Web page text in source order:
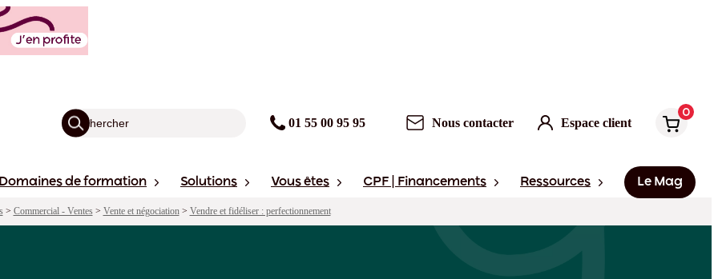
01 55 00 95 95 Nous contacter Espace client
0
de formation Solutions Vous êtes CPF | Financements Ressources Le Mag
> Commercial - Ventes> Vente et négociation> Vendre et fidéliser : perfectionnement
Points forts